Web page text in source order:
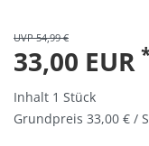
UVP 54,99 €
33,00 EUR
Inhalt 1 Stück
Grundpreis 33,00 € /